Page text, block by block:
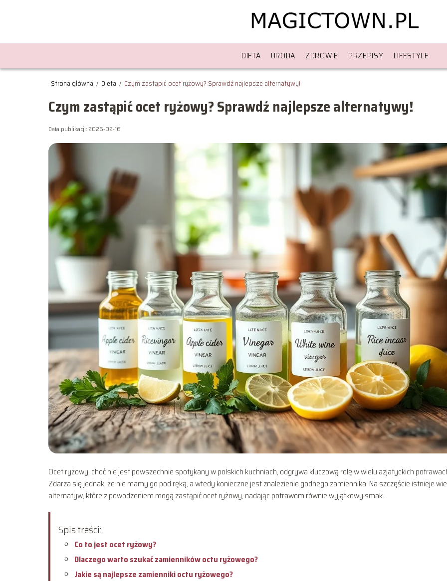
DIETA URODA ZDROWIE PRZEPISY LIFESTYLE
Strona główna / Dieta / Czym zastąpić ocet ryżowy? Sprawdź najlepsze alternatywy!
Czym zastąpić ocet ryżowy? Sprawdź najlepsze alternatywy!
Data publikacji: 2026-02-16
Ocet ryżowy, choć nie jest powszechnie spotykany w polskich kuchniach, odgrywa kluczową rolę w wielu azjatyckich
Zdarza się jednak, że nie mamy go pod ręką, a wtedy konieczne jest znalezienie godnego zamiennika. Na szczęście istnieje
alternatyw, które z powodzeniem mogą zastąpić ocet ryżowy, nadając potrawom równie wyjątkowy smak.
Spis treści:
Co to jest ocet ryżowy?
Dlaczego warto szukać zamienników octu ryżowego?
Jakie są najlepsze zamienniki octu ryżowego?